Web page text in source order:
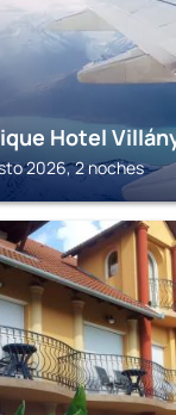
Hotel
2026, 2 noches